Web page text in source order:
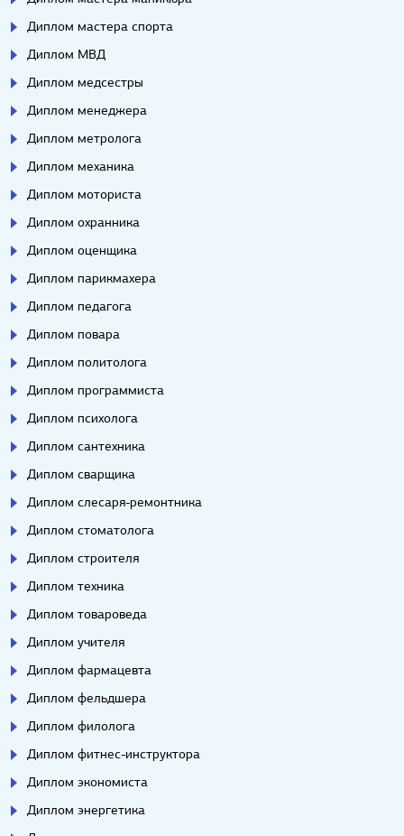
Диплом мастера спорта
Диплом МВД
Диплом медсестры
Диплом менеджера
Диплом метролога
Диплом механика
Диплом моториста
Диплом охранника
Диплом оценщика
Диплом парикмахера
Диплом педагога
Диплом повара
Диплом политолога
Диплом программиста
Диплом психолога
Диплом сантехника
Диплом сварщика
Диплом слесаря-ремонтника
Диплом стоматолога
Диплом строителя
Диплом техника
Диплом товароведа
Диплом учителя
Диплом фармацевта
Диплом фельдшера
Диплом филолога
Диплом фитнес-инструктора
Диплом экономиста
Диплом энергетика